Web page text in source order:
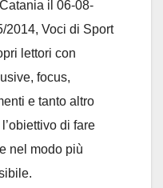
il 06-08-
2014, Voci di Sport
lettori con
focus,
e tanto altro
di fare
nel modo più